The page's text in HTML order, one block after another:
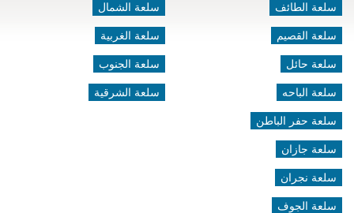
سلعة الطائف
سلعة القصيم
سلعة حائل
سلعة الباحه
سلعة حفر الباطن
سلعة جازان
سلعة نجران
سلعة الجوف
سلعة الشمال
سلعة الغربية
سلعة الجنوب
سلعة الشرقية